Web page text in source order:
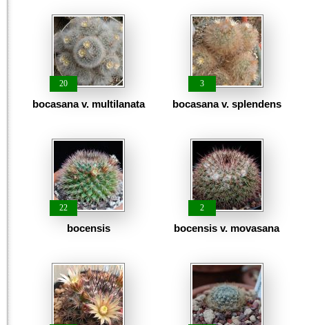
20
bocasana v. multilanata
3
bocasana v. splendens
22
bocensis
2
bocensis v. movasana